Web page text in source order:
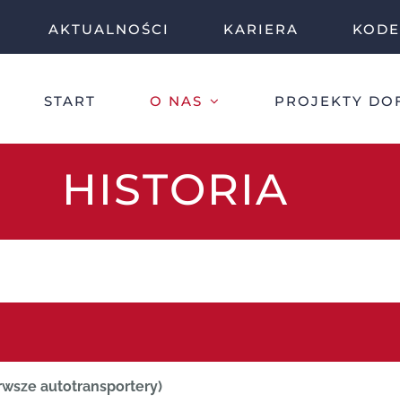
AKTUALNOŚCI KARIERA
START O NAS PROJEKTY
HISTORIA
autotransportery)